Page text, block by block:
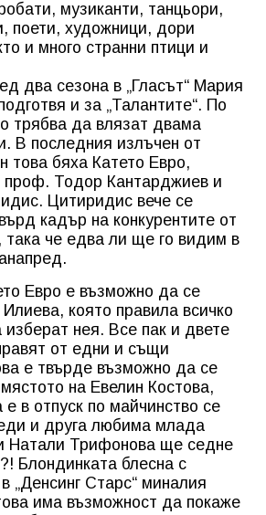
музиканти, танцьори,
поети, художници, дори
и много странни птици и
два сезона в „Гласът“ Мария
и за „Талантите“. По
трябва да влязат двама
В последния излъчен от
това бяха Катето Евро,
проф. Тодор Кантарджиев и
Цитиридис вече се
кадър на конкурентите от
така че едва ли ще го видим в
Евро е възможно да се
която правила всичко
нея. Все пак и двете
от едни и същи
е твърде възможно да се
на Евелин Костова,
в отпуск по майчинство се
и друга любима млада
Натали Трифонова ще седне
Блондинката блесна с
„Денсинг Старс“ миналия
има възможност да покаже